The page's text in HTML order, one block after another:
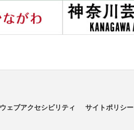
ウェブアクセシビリティ サイトポリシー